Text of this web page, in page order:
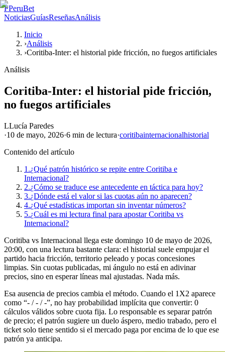
PPeruBet
NoticiasGuíasReseñasAnálisis
Inicio
›Análisis
›Coritiba-Inter: el historial pide fricción, no fuegos artificiales
Análisis
Coritiba-Inter: el historial pide fricción,
no fuegos artificiales
LLucía Paredes
·10 de mayo, 2026·6 min de lectura·coritibainternacionalhistorial
Contenido del artículo
1.¿Qué patrón histórico se repite entre Coritiba e
Internacional?
2.¿Cómo se traduce ese antecedente en táctica para hoy?
3.¿Dónde está el valor si las cuotas aún no aparecen?
4.¿Qué estadísticas importan sin inventar números?
5.¿Cuál es mi lectura final para apostar Coritiba vs
Internacional?
Coritiba vs Internacional llega este domingo 10 de mayo de 2026,
20:00, con una lectura bastante clara: el historial suele empujar el
partido hacia fricción, territorio peleado y pocas concesiones
limpias. Sin cuotas publicadas, mi ángulo no está en adivinar
precios, sino en esperar líneas mal ajustadas. Nada más.
Esa ausencia de precios cambia el método. Cuando el 1X2 aparece
como “- / - / -”, no hay probabilidad implícita que convertir: 0
cálculos válidos sobre cuota fija. Lo responsable es separar patrón
de precio; el patrón sugiere un duelo áspero, medio trabado, pero el
ticket solo tiene sentido si el mercado paga por encima de lo que ese
patrón ya anticipa.